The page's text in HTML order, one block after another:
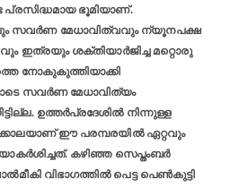
പ്രസിദ്ധമായ ഭൂമിയാണ്.
സവര്‍ണ മേധാവിത്വവും ന്യൂനപക്ഷ
ഇത്രയും ശക്തിയാര്‍ജിച്ച മറ്റൊരു
നോകുകുത്തിയാക്കി
സവര്‍ണ മേധാവിത്യം
ഉത്തര്‍പ്രദേശില്‍ നിന്നുള്ള
ഈ പരമ്പരയില്‍ ഏറ്റവും
കഴിഞ്ഞ സെപ്തംബര്‍
വിഭാഗത്തില്‍ പെട്ട പെണ്‍കുട്ടി